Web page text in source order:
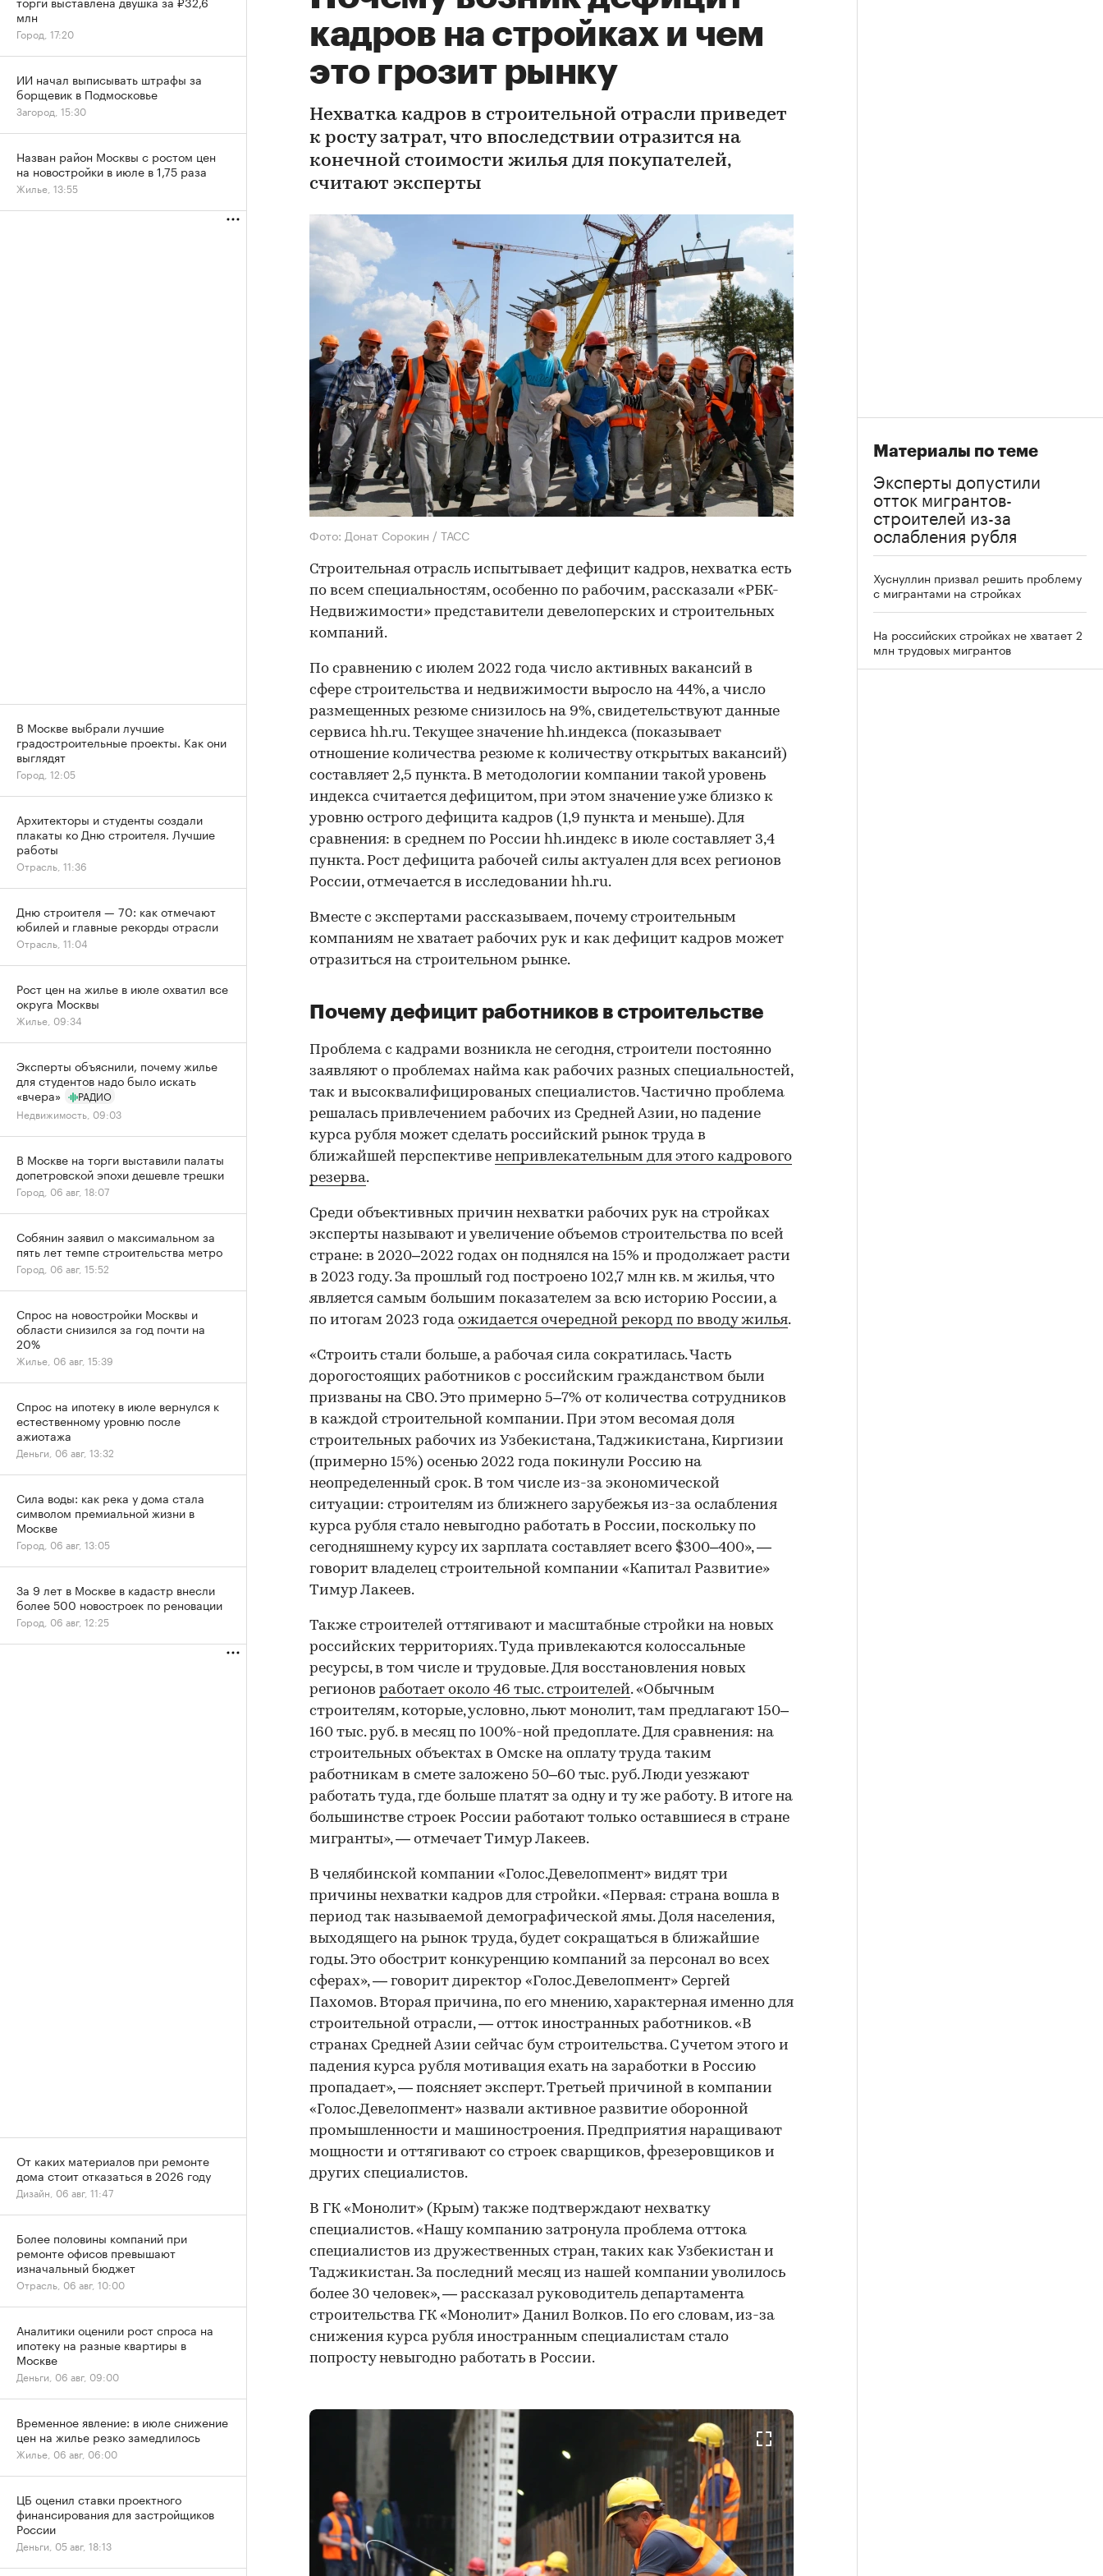
кадров на стройках и чем
это грозит рынку
Нехватка кадров в строительной отрасли приведет
к росту затрат, что впоследствии отразится на
конечной стоимости жилья для покупателей,
считают эксперты
Фото: Донат Сорокин / ТАСС
Строительная отрасль испытывает дефицит кадров, нехватка есть
по всем специальностям, особенно по рабочим, рассказали «РБК-
Недвижимости» представители девелоперских и строительных
компаний.
По сравнению с июлем 2022 года число активных вакансий в
сфере строительства и недвижимости выросло на 44%, а число
размещенных резюме снизилось на 9%, свидетельствуют данные
сервиса hh.ru. Текущее значение hh.индекса (показывает
отношение количества резюме к количеству открытых вакансий)
составляет 2,5 пункта. В методологии компании такой уровень
индекса считается дефицитом, при этом значение уже близко к
уровню острого дефицита кадров (1,9 пункта и меньше). Для
сравнения: в среднем по России hh.индекс в июле составляет 3,4
пункта. Рост дефицита рабочей силы актуален для всех регионов
России, отмечается в исследовании hh.ru.
Вместе с экспертами рассказываем, почему строительным
компаниям не хватает рабочих рук и как дефицит кадров может
отразиться на строительном рынке.
00:00 / 00:00
Почему дефицит работников в строительстве
Проблема с кадрами возникла не сегодня, строители постоянно
заявляют о проблемах найма как рабочих разных специальностей,
так и высоквалифицированых специалистов. Частично проблема
решалась привлечением рабочих из Средней Азии, но падение
курса рубля может сделать российский рынок труда в
ближайшей перспективе непривлекательным для этого кадрового
резерва.
Среди объективных причин нехватки рабочих рук на стройках
эксперты называют и увеличение объемов строительства по всей
стране: в 2020–2022 годах он поднялся на 15% и продолжает расти
в 2023 году. За прошлый год построено 102,7 млн кв. м жилья, что
является самым большим показателем за всю историю России, а
по итогам 2023 года ожидается очередной рекорд по вводу жилья.
«Строить стали больше, а рабочая сила сократилась. Часть
дорогостоящих работников с российским гражданством были
призваны на СВО. Это примерно 5–7% от количества сотрудников
в каждой строительной компании. При этом весомая доля
строительных рабочих из Узбекистана, Таджикистана, Киргизии
(примерно 15%) осенью 2022 года покинули Россию на
неопределенный срок. В том числе из-за экономической
ситуации: строителям из ближнего зарубежья из-за ослабления
курса рубля стало невыгодно работать в России, поскольку по
сегодняшнему курсу их зарплата составляет всего $300–400», —
говорит владелец строительной компании «Капитал Развитие»
Тимур Лакеев.
Также строителей оттягивают и масштабные стройки на новых
российских территориях. Туда привлекаются колоссальные
ресурсы, в том числе и трудовые. Для восстановления новых
регионов работает около 46 тыс. строителей. «Обычным
строителям, которые, условно, льют монолит, там предлагают 150–
160 тыс. руб. в месяц по 100%-ной предоплате. Для сравнения: на
строительных объектах в Омске на оплату труда таким
работникам в смете заложено 50–60 тыс. руб. Люди уезжают
работать туда, где больше платят за одну и ту же работу. В итоге на
большинстве строек России работают только оставшиеся в стране
мигранты», — отмечает Тимур Лакеев.
В челябинской компании «Голос.Девелопмент» видят три
причины нехватки кадров для стройки. «Первая: страна вошла в
период так называемой демографической ямы. Доля населения,
выходящего на рынок труда, будет сокращаться в ближайшие
годы. Это обострит конкуренцию компаний за персонал во всех
сферах», — говорит директор «Голос.Девелопмент» Сергей
Пахомов. Вторая причина, по его мнению, характерная именно для
строительной отрасли, — отток иностранных работников. «В
странах Средней Азии сейчас бум строительства. С учетом этого и
падения курса рубля мотивация ехать на заработки в Россию
пропадает», — поясняет эксперт. Третьей причиной в компании
«Голос.Девелопмент» назвали активное развитие оборонной
промышленности и машиностроения. Предприятия наращивают
мощности и оттягивают со строек сварщиков, фрезеровщиков и
других специалистов.
В ГК «Монолит» (Крым) также подтверждают нехватку
специалистов. «Нашу компанию затронула проблема оттока
специалистов из дружественных стран, таких как Узбекистан и
Таджикистан. За последний месяц из нашей компании уволилось
более 30 человек», — рассказал руководитель департамента
строительства ГК «Монолит» Данил Волков. По его словам, из-за
снижения курса рубля иностранным специалистам стало
попросту невыгодно работать в России.
Материалы по теме
Эксперты допустили
отток мигрантов-
строителей из-за
ослабления рубля
Хуснуллин призвал решить проблему
с мигрантами на стройках
На российских стройках не хватает 2
млн трудовых мигрантов
млн
Город, 17:20
ИИ начал выписывать штрафы за
борщевик в Подмосковье
Загород, 15:30
Назван район Москвы с ростом цен
на новостройки в июле в 1,75 раза
Жилье, 13:55
В Москве выбрали лучшие
градостроительные проекты. Как они
выглядят
Город, 12:05
Архитекторы и студенты создали
плакаты ко Дню строителя. Лучшие
работы
Отрасль, 11:36
Дню строителя — 70: как отмечают
юбилей и главные рекорды отрасли
Отрасль, 11:04
Рост цен на жилье в июле охватил все
округа Москвы
Жилье, 09:34
Эксперты объяснили, почему жилье
для студентов надо было искать
«вчера»
РАДИО
Недвижимость, 09:03
В Москве на торги выставили палаты
допетровской эпохи дешевле трешки
Город, 06 авг, 18:07
Собянин заявил о максимальном за
пять лет темпе строительства метро
Город, 06 авг, 15:52
Спрос на новостройки Москвы и
области снизился за год почти на
20%
Жилье, 06 авг, 15:39
Спрос на ипотеку в июле вернулся к
естественному уровню после
ажиотажа
Деньги, 06 авг, 13:32
Сила воды: как река у дома стала
символом премиальной жизни в
Москве
Город, 06 авг, 13:05
За 9 лет в Москве в кадастр внесли
более 500 новостроек по реновации
Город, 06 авг, 12:25
От каких материалов при ремонте
дома стоит отказаться в 2026 году
Дизайн, 06 авг, 11:47
Более половины компаний при
ремонте офисов превышают
изначальный бюджет
Отрасль, 06 авг, 10:00
Аналитики оценили рост спроса на
ипотеку на разные квартиры в
Москве
Деньги, 06 авг, 09:00
Временное явление: в июле снижение
цен на жилье резко замедлилось
Жилье, 06 авг, 06:00
ЦБ оценил ставки проектного
финансирования для застройщиков
России
Деньги, 05 авг, 18:13